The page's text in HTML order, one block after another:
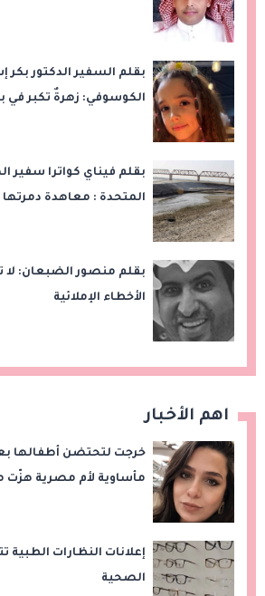
بقلم السفير الدكتور بكر
الكوسوفي: زهرةٌ تكبر في
بقلم فيناي كواترا سفير
المتحدة : معاهدة
بقلم منصور الضبعان:
الأخطاء الإملائية
اهم الأخبار
خرجت لتحتضن أطفالها
مأساوية لأم مصرية هزّت
إعلانات النظارات الطبية
الصحية